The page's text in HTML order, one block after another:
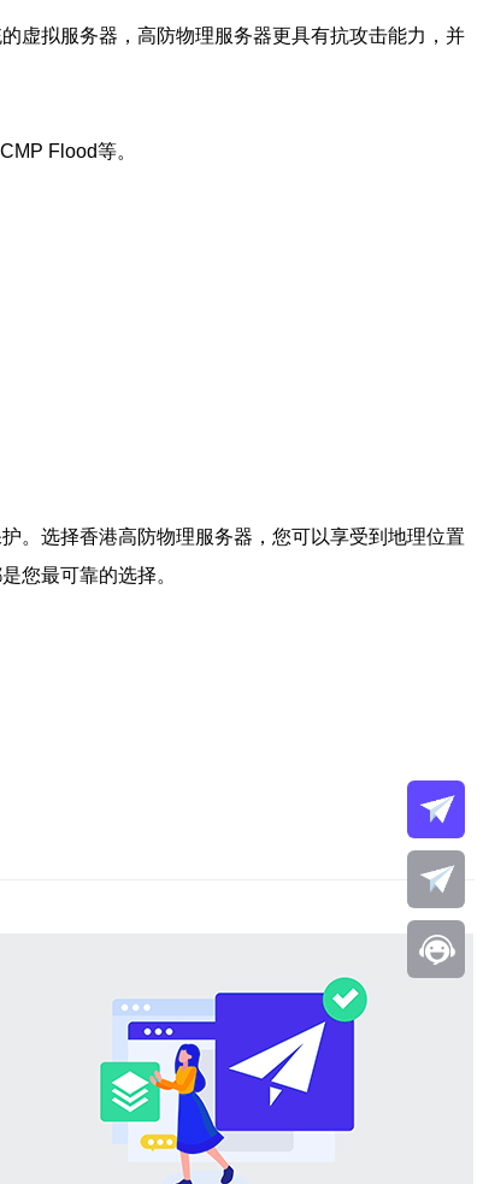
虚拟服务器，高防物理服务器更具有抗攻击能力，并
Flood等。
。选择香港高防物理服务器，您可以享受到地理位置
您最可靠的选择。